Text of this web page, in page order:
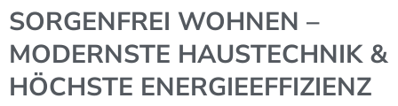
SORGENFREI WOHNEN –
MODERNSTE HAUSTECHNIK &
HÖCHSTE ENERGIEEFFIZIENZ